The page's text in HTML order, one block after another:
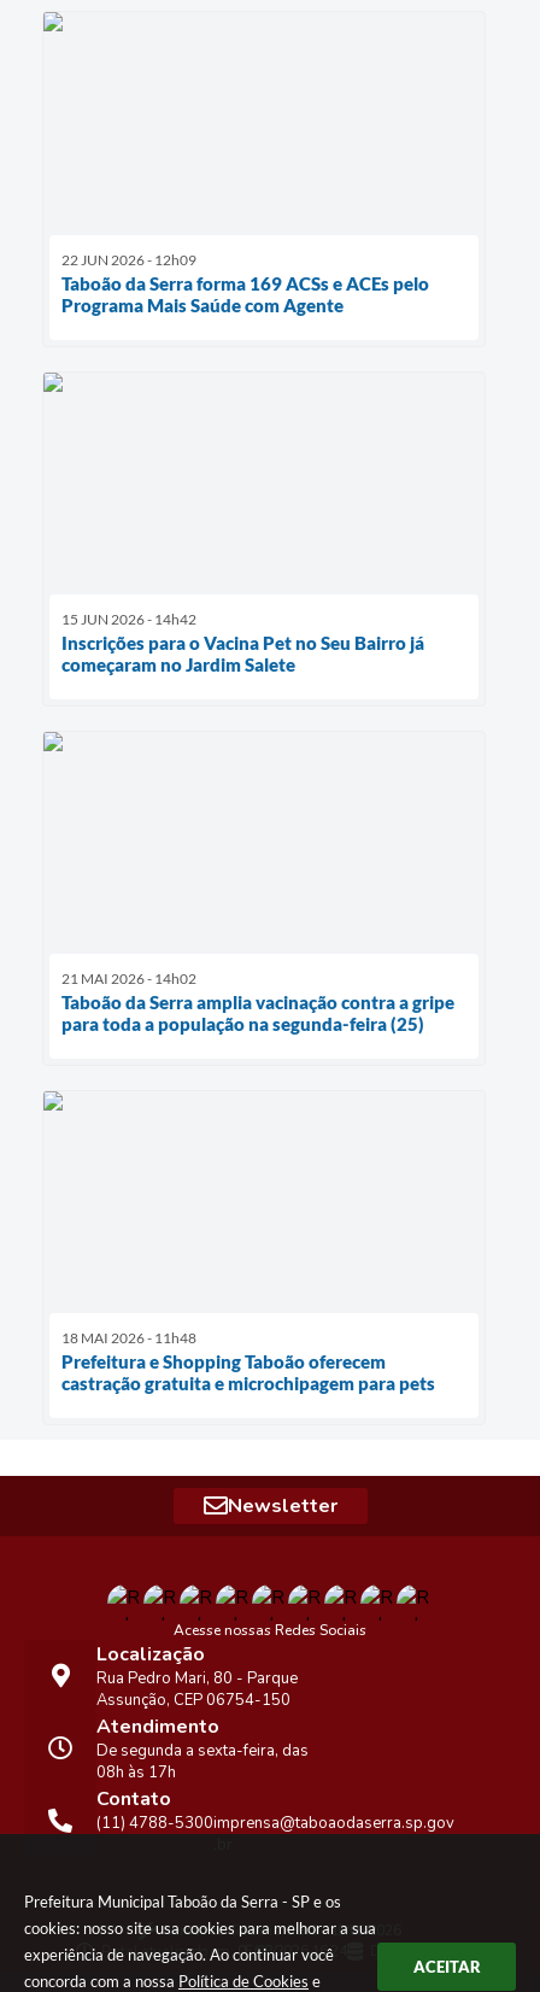
Prefeitura Municipal Taboão da Serra - SP e os
cookies: nosso site usa cookies para melhorar a sua
experiência de navegação. Ao continuar você
concorda com a nossa Política de Cookies e
ACEITAR
22 JUN 2026 - 12h09
Taboão da Serra forma 169 ACSs e ACEs pelo
Programa Mais Saúde com Agente
15 JUN 2026 - 14h42
Inscrições para o Vacina Pet no Seu Bairro já
começaram no Jardim Salete
21 MAI 2026 - 14h02
Taboão da Serra amplia vacinação contra a gripe
para toda a população na segunda-feira (25)
18 MAI 2026 - 11h48
Prefeitura e Shopping Taboão oferecem
castração gratuita e microchipagem para pets
Newsletter
Acesse nossas Redes Sociais
Localização
Rua Pedro Mari, 80 - Parque
Assunção, CEP 06754-150
Contato
(11) 4788-5300imprensa@taboaodaserra.sp.gov
Atendimento
De segunda a sexta-feira, das
08h às 17h
Versão do Sistema:3.5.3 - 19/06/2026
Portal atualizado em:05/08/2026 16:24 Dados Abertos